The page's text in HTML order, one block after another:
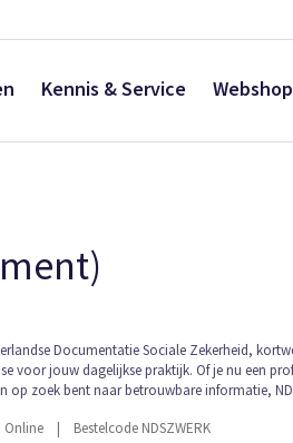
Kennis & Service Webshop
Online | Bestelcode NDSZWERK
Documentatie Sociale Zekerheid,
voor jouw dagelijkse praktijk. Of je nu een
op zoek bent naar betrouwbare informatie,